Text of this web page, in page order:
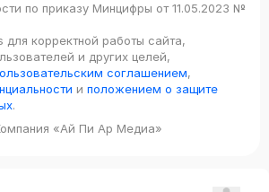
по приказу Минцифры от 11.05.2023 №
корректной работы сайта,
и других целей,
соглашением,
и положением о защите
.
«Ай Пи Ар Медиа»